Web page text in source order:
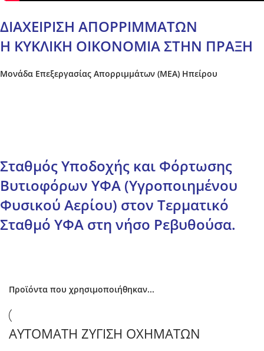
ΔΙΑΧΕΙΡΙΣΗ ΑΠΟΡΡΙΜΜΑΤΩΝ
Η ΚΥΚΛΙΚΗ ΟΙΚΟΝΟΜΙΑ ΣΤΗΝ ΠΡΑΞΗ
Μονάδα Επεξεργασίας Απορριμμάτων (ΜΕΑ) Ηπείρου
Σταθμός Υποδοχής και Φόρτωσης
Βυτιοφόρων ΥΦΑ (Υγροποιημένου
Φυσικού Αερίου) στον Τερματικό
Σταθμό ΥΦΑ στη νήσο Ρεβυθούσα.
Προϊόντα που χρησιμοποιήθηκαν...
ΑΥΤΟΜΑΤΗ ΖΥΓΙΣΗ ΟΧΗΜΑΤΩΝ